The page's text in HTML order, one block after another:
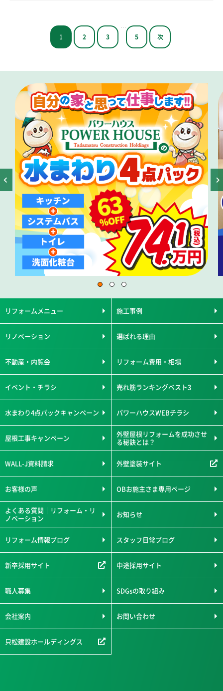
1 2 3
…
5 次
リフォームメニュー 施工事例
リノベーション 選ばれる理由
不動産・内覧会 リフォーム費用・相場
イベント・チラシ 売れ筋ランキングベスト3
水まわり4点パックキャンペーン パワーハウスWEBチラシ
屋根工事キャンペーン
外壁屋根リフォームを成功させ
る秘訣とは？
WALL-J資料請求 外壁塗装サイト
お客様の声 OBお施主さま専用ページ
よくある質問｜リフォーム・リ
ノベーション
お知らせ
リフォーム情報ブログ スタッフ日常ブログ
新卒採用サイト 中途採用サイト
職人募集 SDGsの取り組み
会社案内 お問い合わせ
只松建設ホールディングス